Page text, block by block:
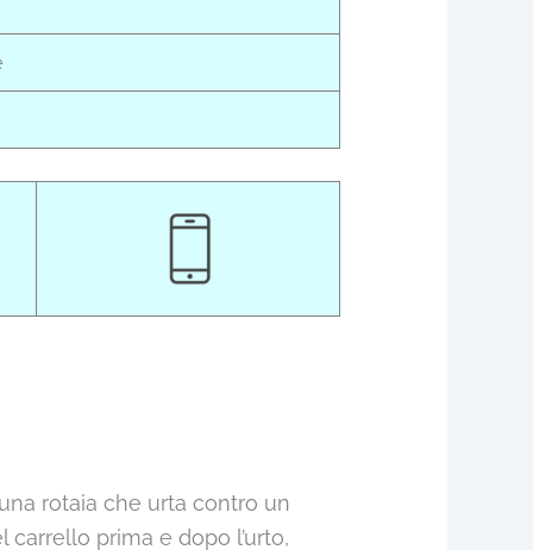
rotaia che urta contro un
prima e dopo l’urto,